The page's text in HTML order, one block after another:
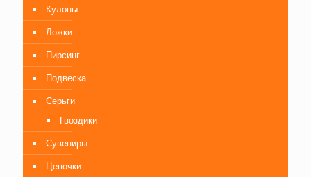
Кулоны
Ложки
Пирсинг
Подвеска
Серьги
Гвоздики
Сувениры
Цепочки